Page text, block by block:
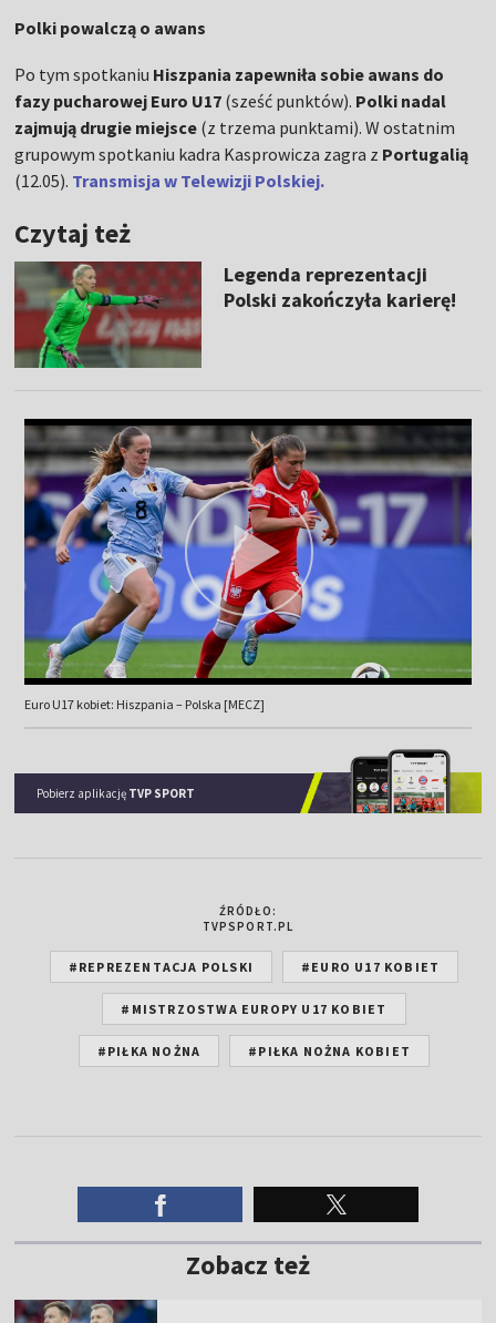
Polki powalczą o awans
Po tym spotkaniu Hiszpania zapewniła sobie awans do
fazy pucharowej Euro U17 (sześć punktów). Polki nadal
zajmują drugie miejsce (z trzema punktami). W ostatnim
grupowym spotkaniu kadra Kasprowicza zagra z Portugalią
(12.05). Transmisja w Telewizji Polskiej.
Czytaj też
Legenda reprezentacji
Polski zakończyła karierę!
Euro U17 kobiet: Hiszpania – Polska [MECZ]
Pobierz aplikację TVP SPORT
ŹRÓDŁO:
TVPSPORT.PL
#REPREZENTACJA POLSKI #EURO U17 KOBIET
#MISTRZOSTWA EUROPY U17 KOBIET
#PIŁKA NOŻNA #PIŁKA NOŻNA KOBIET
Zobacz też